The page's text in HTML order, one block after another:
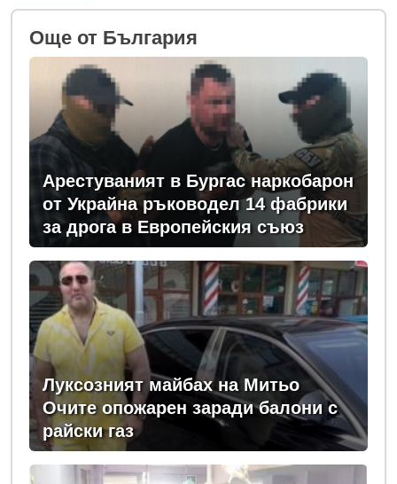
Oще от България
Арестуваният в Бургас наркобарон
от Украйна ръководел 14 фабрики
за дрога в Европейския съюз
Луксозният майбах на Митьо
Очите опожарен заради балони с
райски газ